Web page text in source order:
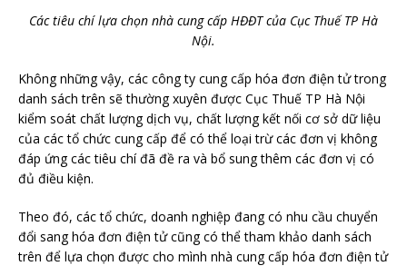
Các tiêu chí lựa chọn nhà cung cấp HĐĐT của Cục Thuế TP Hà
Nội.
Không những vậy, các công ty cung cấp hóa đơn điện tử trong
danh sách trên sẽ thường xuyên được Cục Thuế TP Hà Nội
kiểm soát chất lượng dịch vụ, chất lượng kết nối cơ sở dữ liệu
của các tổ chức cung cấp để có thể loại trừ các đơn vị không
đáp ứng các tiêu chí đã đề ra và bổ sung thêm các đơn vị có
đủ điều kiện.
Theo đó, các tổ chức, doanh nghiệp đang có nhu cầu chuyển
đổi sang hóa đơn điện tử cũng có thể tham khảo danh sách
trên để lựa chọn được cho mình nhà cung cấp hóa đơn điện tử